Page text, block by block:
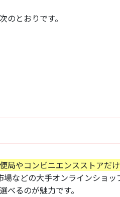
のとおりです。
局やコンビニエンスストアだ
などの大手オンラインショ
べるのが魅力です。